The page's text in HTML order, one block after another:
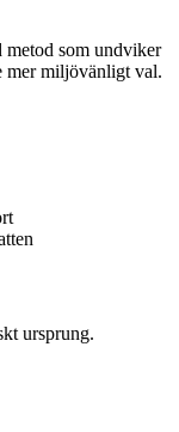
metod som undviker
mer miljövänligt val.
ursprung.